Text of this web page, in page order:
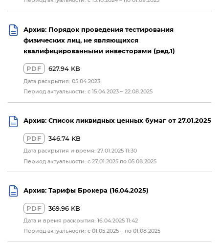
Архив: Порядок проведения тестирования
физических лиц, не являющихся
квалифицированными инвесторами (ред.1)
PDF 627.94 KB
Дата раскрытия: 05.04.2023
Период актуальности: с 15.04.2023 – 22.08.2025
Архив: Список ликвидных ценных бумаг от 27.01.2025
PDF 346.74 KB
Дата раскрытия и время: 27.01.2025 11:30
Период актуальности: c 27.01.2025 по 05.08.2025
Архив: Тарифы Брокера (16.04.2025)
PDF 369.96 KB
Дата и время раскрытия: 16.04.2025 11:42
Период актуальности: с 01.05.2025 – по 01.08.2025